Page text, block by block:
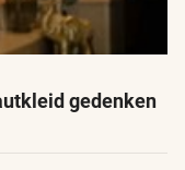
gedenken